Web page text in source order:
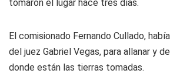
tomaron el lugar hace tres días.
El comisionado Fernando Cullado,
del juez Gabriel Vegas, para allanar y
donde están las tierras tomadas.